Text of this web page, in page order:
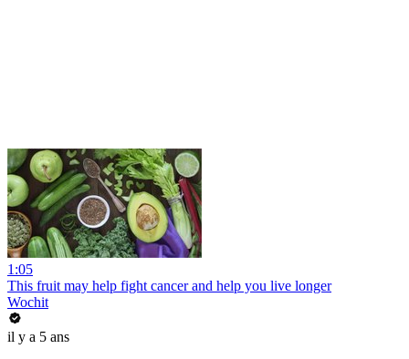
1:05
This fruit may help fight cancer and help you live longer
Wochit
il y a 5 ans